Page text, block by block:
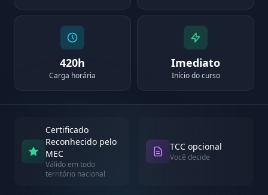
420h
Carga horária
Imediato
Início do curso
Certificado
Reconhecido pelo
MEC
Válido em todo
território nacional
TCC opcional
Você decide